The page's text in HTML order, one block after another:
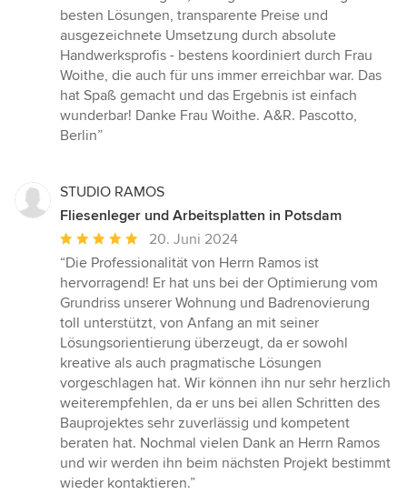
besten Lösungen, transparente Preise und
ausgezeichnete Umsetzung durch absolute
Handwerksprofis - bestens koordiniert durch Frau
Woithe, die auch für uns immer erreichbar war. Das
hat Spaß gemacht und das Ergebnis ist einfach
wunderbar! Danke Frau Woithe. A&R. Pascotto,
Berlin”
STUDIO RAMOS
Fliesenleger und Arbeitsplatten in Potsdam
Durchschnittliche
Bewertung:
5
von
5
Sternen
20. Juni 2024
“Die Professionalität von Herrn Ramos ist
hervorragend! Er hat uns bei der Optimierung vom
Grundriss unserer Wohnung und Badrenovierung
toll unterstützt, von Anfang an mit seiner
Lösungsorientierung überzeugt, da er sowohl
kreative als auch pragmatische Lösungen
vorgeschlagen hat. Wir können ihn nur sehr herzlich
weiterempfehlen, da er uns bei allen Schritten des
Bauprojektes sehr zuverlässig und kompetent
beraten hat. Nochmal vielen Dank an Herrn Ramos
und wir werden ihn beim nächsten Projekt bestimmt
wieder kontaktieren.”